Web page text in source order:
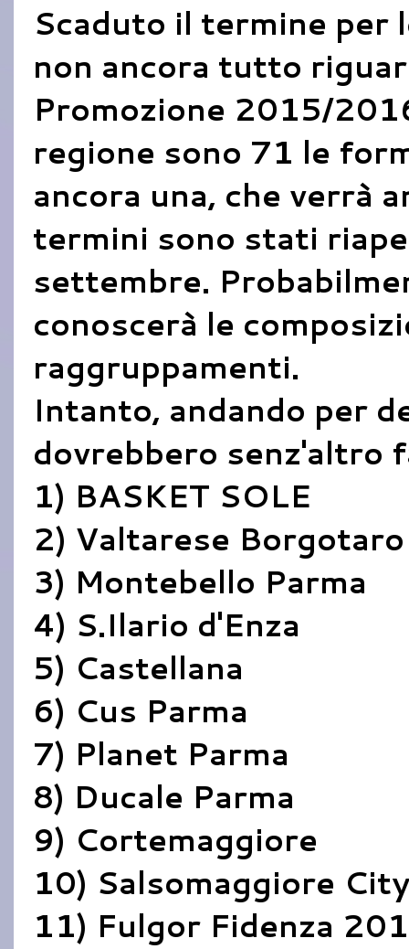
Scaduto il termine per
non ancora tutto
Promozione 2015/
regione sono 71 le
ancora una, che verrà
termini sono stati
settembre.
conoscerà le
raggruppamenti.
Intanto, andando per
dovrebbero senz'altro
1) BASKET SOLE
2) Valtarese Borgotaro
3) Montebello Parma
4) S.Ilario d'Enza
5) Castellana
6) Cus Parma
7) Planet Parma
8) Ducale Parma
9) Cortemaggiore
10) Salsomaggiore City
11) Fulgor Fidenza